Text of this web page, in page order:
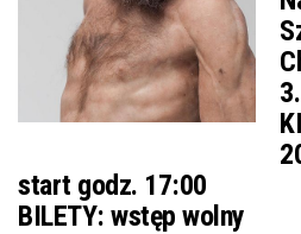
start godz. 17:00
BILETY: wstęp wolny